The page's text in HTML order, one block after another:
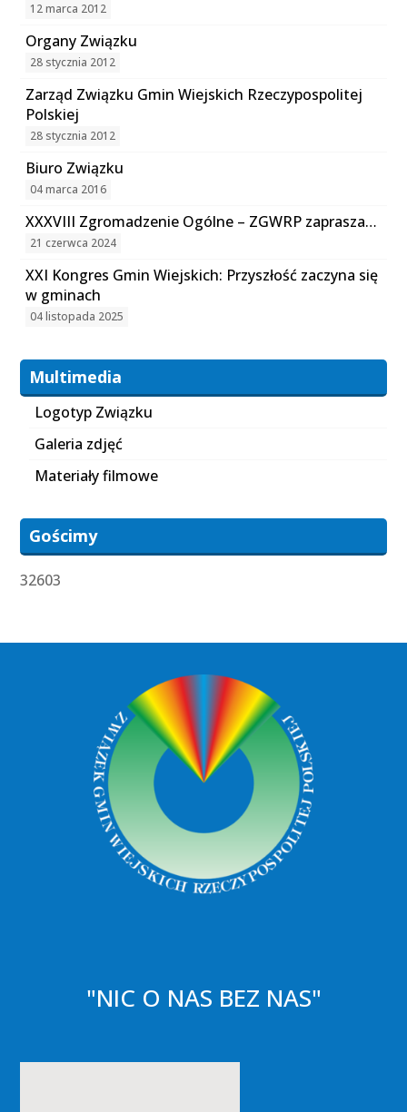
12 marca 2012
Organy Związku
28 stycznia 2012
Zarząd Związku Gmin Wiejskich Rzeczypospolitej
Polskiej
28 stycznia 2012
Biuro Związku
04 marca 2016
XXXVIII Zgromadzenie Ogólne – ZGWRP zaprasza…
21 czerwca 2024
XXI Kongres Gmin Wiejskich: Przyszłość zaczyna się
w gminach
04 listopada 2025
Multimedia
Logotyp Związku
Galeria zdjęć
Materiały filmowe
Gościmy
32603
"NIC O NAS BEZ NAS"